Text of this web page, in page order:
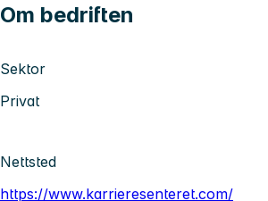
Om bedriften
Sektor
Privat
Nettsted
https://www.karrieresenteret.com/